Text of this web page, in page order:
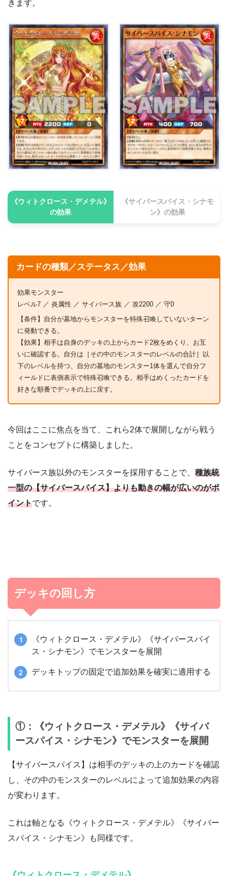
《サイバースパイス・ホットポット》
《サイバースパイス・クミン》 1
《SPアシスタント・ヒーヤ》 3
《SPアシスタント・アーチ》 3
魔法カード 10
《スパイスクロース・ミックス》 3
《七宝船》 3
《オーバーラッシュ・ストーム》
罠カード 5
《スパイスクロース・シークレットレシピ》
《激流葬》
エクストラデッキ（6枚）
《サイバースパイス・カリーパンドラペリー》 3
《サイバースパイス・クイーンシナモン》 3
きます。
《ウィトクロース・デメテル》
の効果
《サイバースパイス・シナモ
ン》の効果
カードの種類／ステータス／効果
効果モンスター
レベル7 ／ 炎属性 ／ サイバース族 ／ 攻2200 ／ 守0
【条件】自分が墓地からモンスターを特殊召喚していないターン
に発動できる。
【効果】相手は自身のデッキの上からカード2枚をめくり、お互
いに確認する。自分は［その中のモンスターのレベルの合計］以
下のレベルを持つ、自分の墓地のモンスター1体を選んで自分フ
ィールドに表側表示で特殊召喚できる。相手はめくったカードを
好きな順番でデッキの上に戻す。
今回はここに焦点を当て、これら2体で展開しながら戦う
ことをコンセプトに構築しました。
サイバース族以外のモンスターを採用することで、 種族統
一型の【サイバースパイス】よりも動きの幅が広いのがポ
イントです。
デッキの回し方
《ウィトクロース・デメテル》《サイバースパイ
ス・シナモン》でモンスターを展開
デッキトップの固定で追加効果を確実に適用する
①：《ウィトクロース・デメテル》《サイバ
ースパイス・シナモン》でモンスターを展開
【サイバースパイス】は相手のデッキの上のカードを確認
し、その中のモンスターのレベルによって追加効果の内容
が変わります。
これは軸となる《ウィトクロース・デメテル》《サイバー
スパイス・シナモン》も同様です。